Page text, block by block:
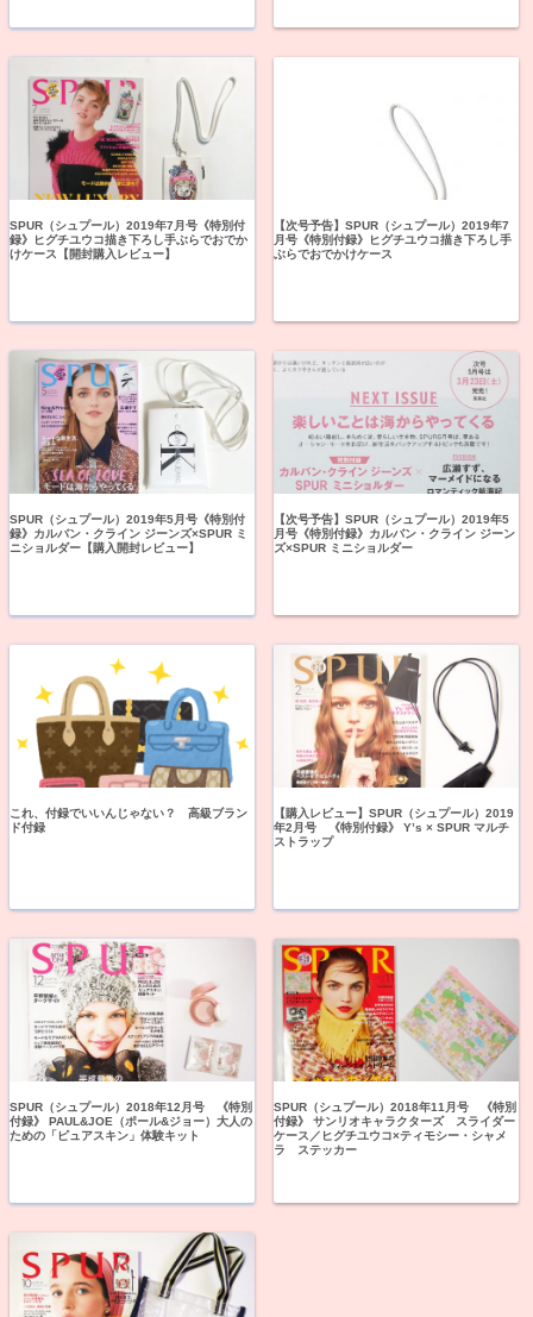
SPUR（シュプール）2019年7月号《特別付
録》ヒグチユウコ描き下ろし手ぶらでおでか
けケース【開封購入レビュー】
【次号予告】SPUR（シュプール）2019年7
月号《特別付録》ヒグチユウコ描き下ろし手
ぶらでおでかけケース
SPUR（シュプール）2019年5月号《特別付
録》カルバン・クライン ジーンズ×SPUR ミ
ニショルダー【購入開封レビュー】
【次号予告】SPUR（シュプール）2019年5
月号《特別付録》カルバン・クライン ジーン
ズ×SPUR ミニショルダー
これ、付録でいいんじゃない？ 高級ブラン
ド付録
【購入レビュー】SPUR（シュプール）2019
年2月号 《特別付録》 Y’s × SPUR マルチ
ストラップ
SPUR（シュプール）2018年12月号 《特別
付録》 PAUL&JOE（ポール&ジョー）大人の
ための「ピュアスキン」体験キット
SPUR（シュプール）2018年11月号 《特別
付録》 サンリオキャラクターズ スライダー
ケース／ヒグチユウコ×ティモシー・シャメ
ラ ステッカー